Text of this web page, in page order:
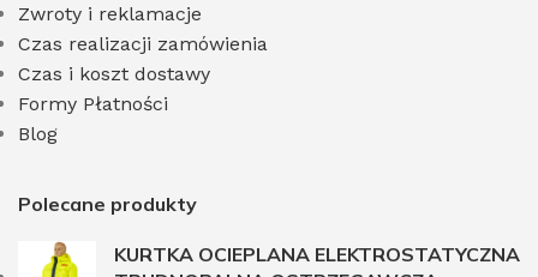
Zwroty i reklamacje
Czas realizacji zamówienia
Czas i koszt dostawy
Formy Płatności
Blog
Polecane produkty
KURTKA OCIEPLANA ELEKTROSTATYCZNA